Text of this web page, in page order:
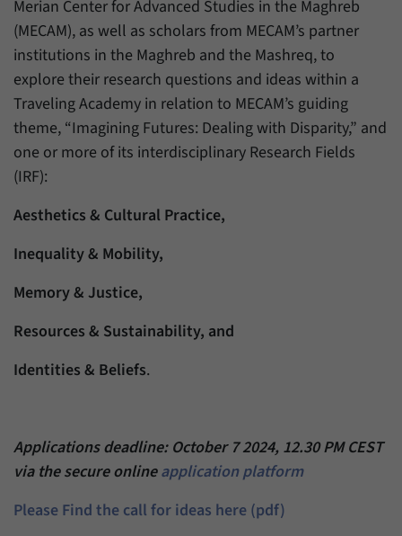
Merian Center for Advanced Studies in the Maghreb
(MECAM), as well as scholars from MECAM’s partner
institutions in the Maghreb and the Mashreq, to
explore their research questions and ideas within a
Traveling Academy in relation to MECAM’s guiding
theme, “Imagining Futures: Dealing with Disparity,” and
one or more of its interdisciplinary Research Fields
(IRF):
Aesthetics & Cultural Practice,
Inequality & Mobility,
Memory & Justice,
Resources & Sustainability, and
Identities & Beliefs.
Applications deadline: October 7 2024, 12.30 PM CEST
via the secure onlineapplication platform
Please Find the call for ideas here (pdf)
Zweck
generierte ID, für die historische Speicherung
Ihrer vorgenommen Einstellungen, falls der
Webseiten-Betreiber dies eingestellt hat.
Name _pk_ref
Anbieter Matomo
Laufzeit 6 Monate
Zweck
Mit diesem Cookie können wir speichern, von
Internetseite weitergeleitet wurden.
Name _pk_ses
Anbieter Matomo
speichern.